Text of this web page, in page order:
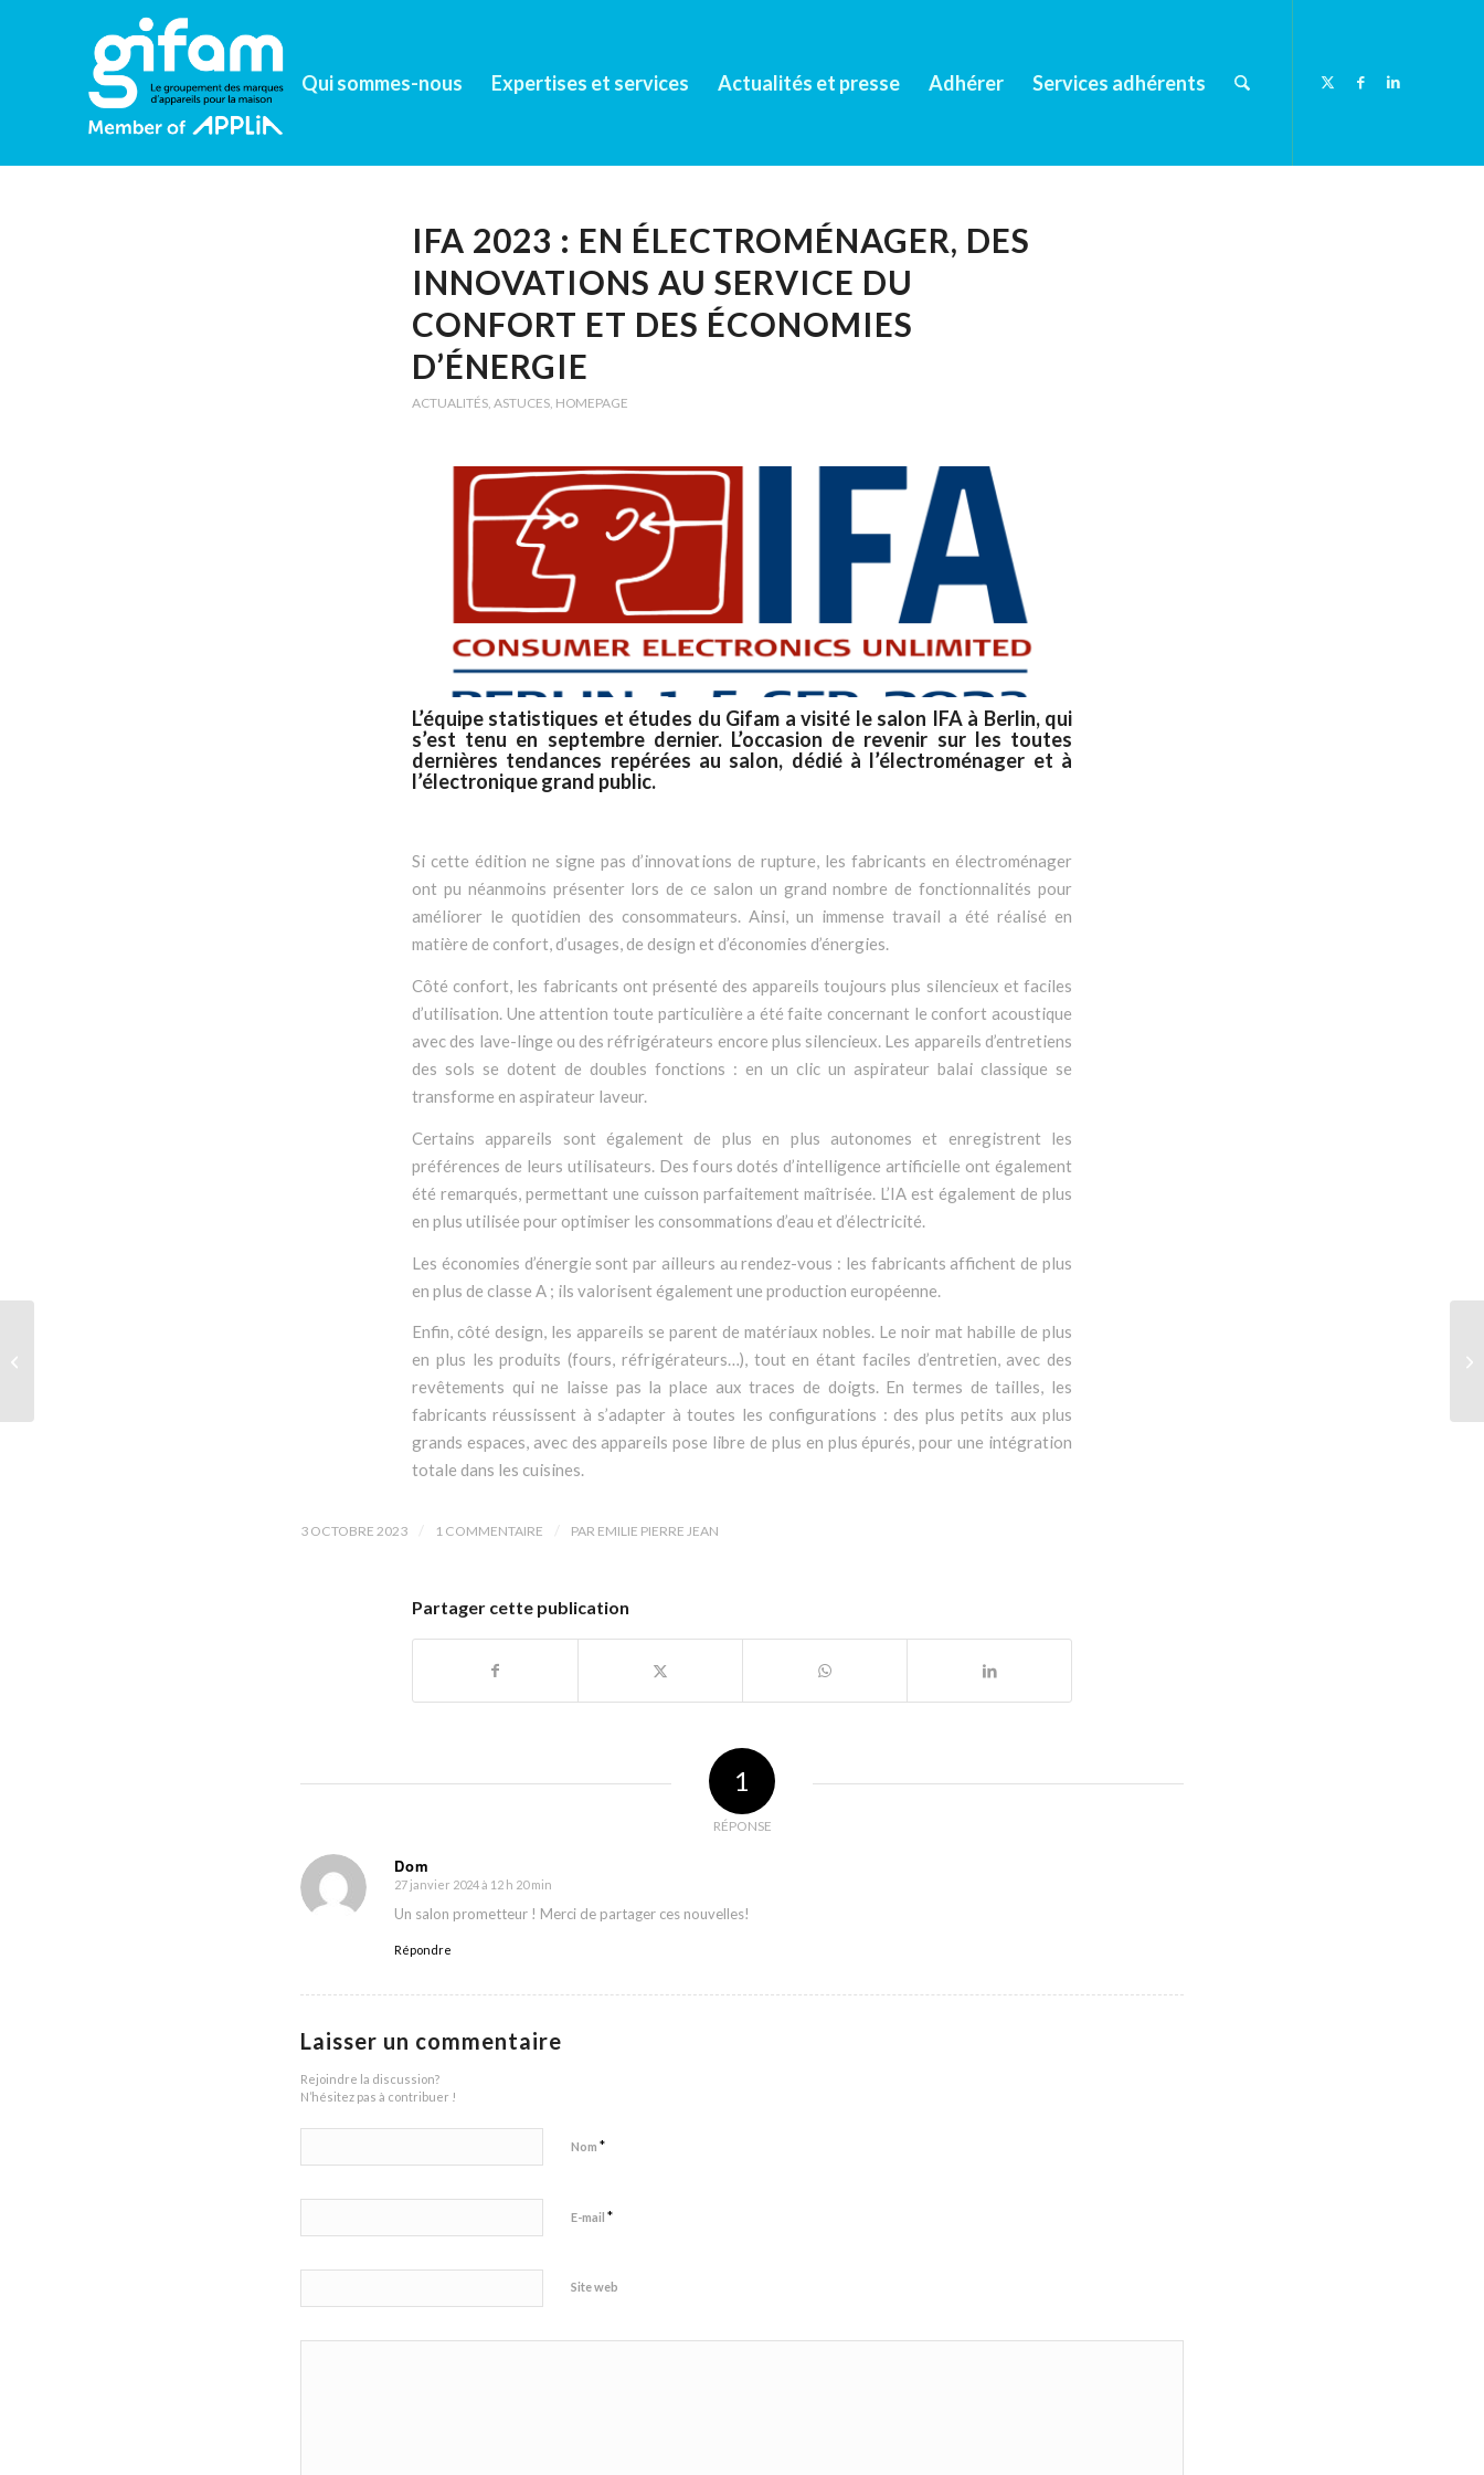
Qui sommes-nous Expertises et services Actualités et presse Adhérer Services adhérents
IFA 2023 : EN ÉLECTROMÉNAGER, DES
INNOVATIONS AU SERVICE DU
CONFORT ET DES ÉCONOMIES
D’ÉNERGIE
ACTUALITÉS, ASTUCES, HOMEPAGE
L’équipe statistiques et études du Gifam a visité le salon IFA à Berlin, qui
s’est tenu en septembre dernier. L’occasion de revenir sur les toutes
dernières tendances repérées au salon, dédié à l’électroménager et à
l’électronique grand public.
Si cette édition ne signe pas d’innovations de rupture, les fabricants en électroménager
ont pu néanmoins présenter lors de ce salon un grand nombre de fonctionnalités pour
améliorer le quotidien des consommateurs. Ainsi, un immense travail a été réalisé en
matière de confort, d’usages, de design et d’économies d’énergies.
Côté confort, les fabricants ont présenté des appareils toujours plus silencieux et faciles
d’utilisation. Une attention toute particulière a été faite concernant le confort acoustique
avec des lave-linge ou des réfrigérateurs encore plus silencieux. Les appareils d’entretiens
des sols se dotent de doubles fonctions : en un clic un aspirateur balai classique se
transforme en aspirateur laveur.
Certains appareils sont également de plus en plus autonomes et enregistrent les
préférences de leurs utilisateurs. Des fours dotés d’intelligence artificielle ont également
été remarqués, permettant une cuisson parfaitement maîtrisée. L’IA est également de plus
en plus utilisée pour optimiser les consommations d’eau et d’électricité.
Les économies d’énergie sont par ailleurs au rendez-vous : les fabricants affichent de plus
en plus de classe A ; ils valorisent également une production européenne.
Enfin, côté design, les appareils se parent de matériaux nobles. Le noir mat habille de plus
en plus les produits (fours, réfrigérateurs…), tout en étant faciles d’entretien, avec des
revêtements qui ne laisse pas la place aux traces de doigts. En termes de tailles, les
fabricants réussissent à s’adapter à toutes les configurations : des plus petits aux plus
grands espaces, avec des appareils pose libre de plus en plus épurés, pour une intégration
totale dans les cuisines.
3 OCTOBRE 2023 1 COMMENTAIRE PAR EMILIE PIERRE JEAN
Partager cette publication
1
RÉPONSE
Dom
dit
:
27 janvier 2024 à 12 h 20 min
Un salon prometteur ! Merci de partager ces nouvelles!
Répondre
Laisser un commentaire
Rejoindre la discussion?
N’hésitez pas à contribuer !
Nom *
E-mail *
Site web